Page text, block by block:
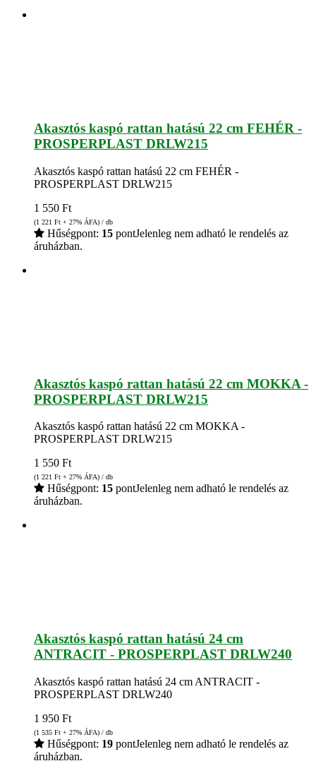
Akasztós kaspó rattan hatású 22 cm FEHÉR -
PROSPERPLAST DRLW215
Akasztós kaspó rattan hatású 22 cm FEHÉR -
PROSPERPLAST DRLW215
1 550 Ft
(1 221 Ft + 27% ÁFA) / db
Hűségpont: 15 pontJelenleg nem adható le rendelés az
áruházban.
Akasztós kaspó rattan hatású 22 cm MOKKA -
PROSPERPLAST DRLW215
Akasztós kaspó rattan hatású 22 cm MOKKA -
PROSPERPLAST DRLW215
1 550 Ft
(1 221 Ft + 27% ÁFA) / db
Hűségpont: 15 pontJelenleg nem adható le rendelés az
áruházban.
Akasztós kaspó rattan hatású 24 cm
ANTRACIT - PROSPERPLAST DRLW240
Akasztós kaspó rattan hatású 24 cm ANTRACIT -
PROSPERPLAST DRLW240
1 950 Ft
(1 535 Ft + 27% ÁFA) / db
Hűségpont: 19 pontJelenleg nem adható le rendelés az
áruházban.